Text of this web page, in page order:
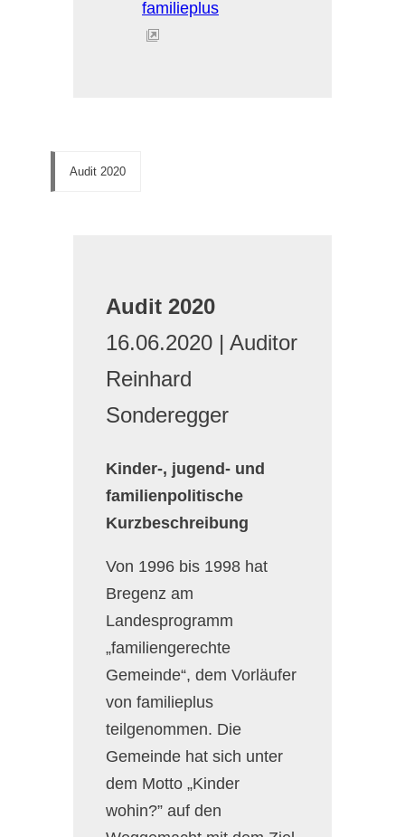
Audit 2020
Audit 2020
16.06.2020 | Auditor
Reinhard
Sonderegger
Kinder-, jugend- und
familienpolitische
Kurzbeschreibung
Von 1996 bis 1998 hat
Bregenz am
Landesprogramm
„familiengerechte
Gemeinde“, dem Vorläufer
von familieplus
teilgenommen. Die
Gemeinde hat sich unter
dem Motto „Kinder
wohin?” auf den